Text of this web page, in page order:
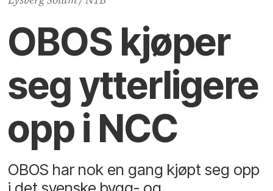
OBOS kjøper
seg ytterligere
opp i NCC
OBOS har nok en gang kjøpt seg opp